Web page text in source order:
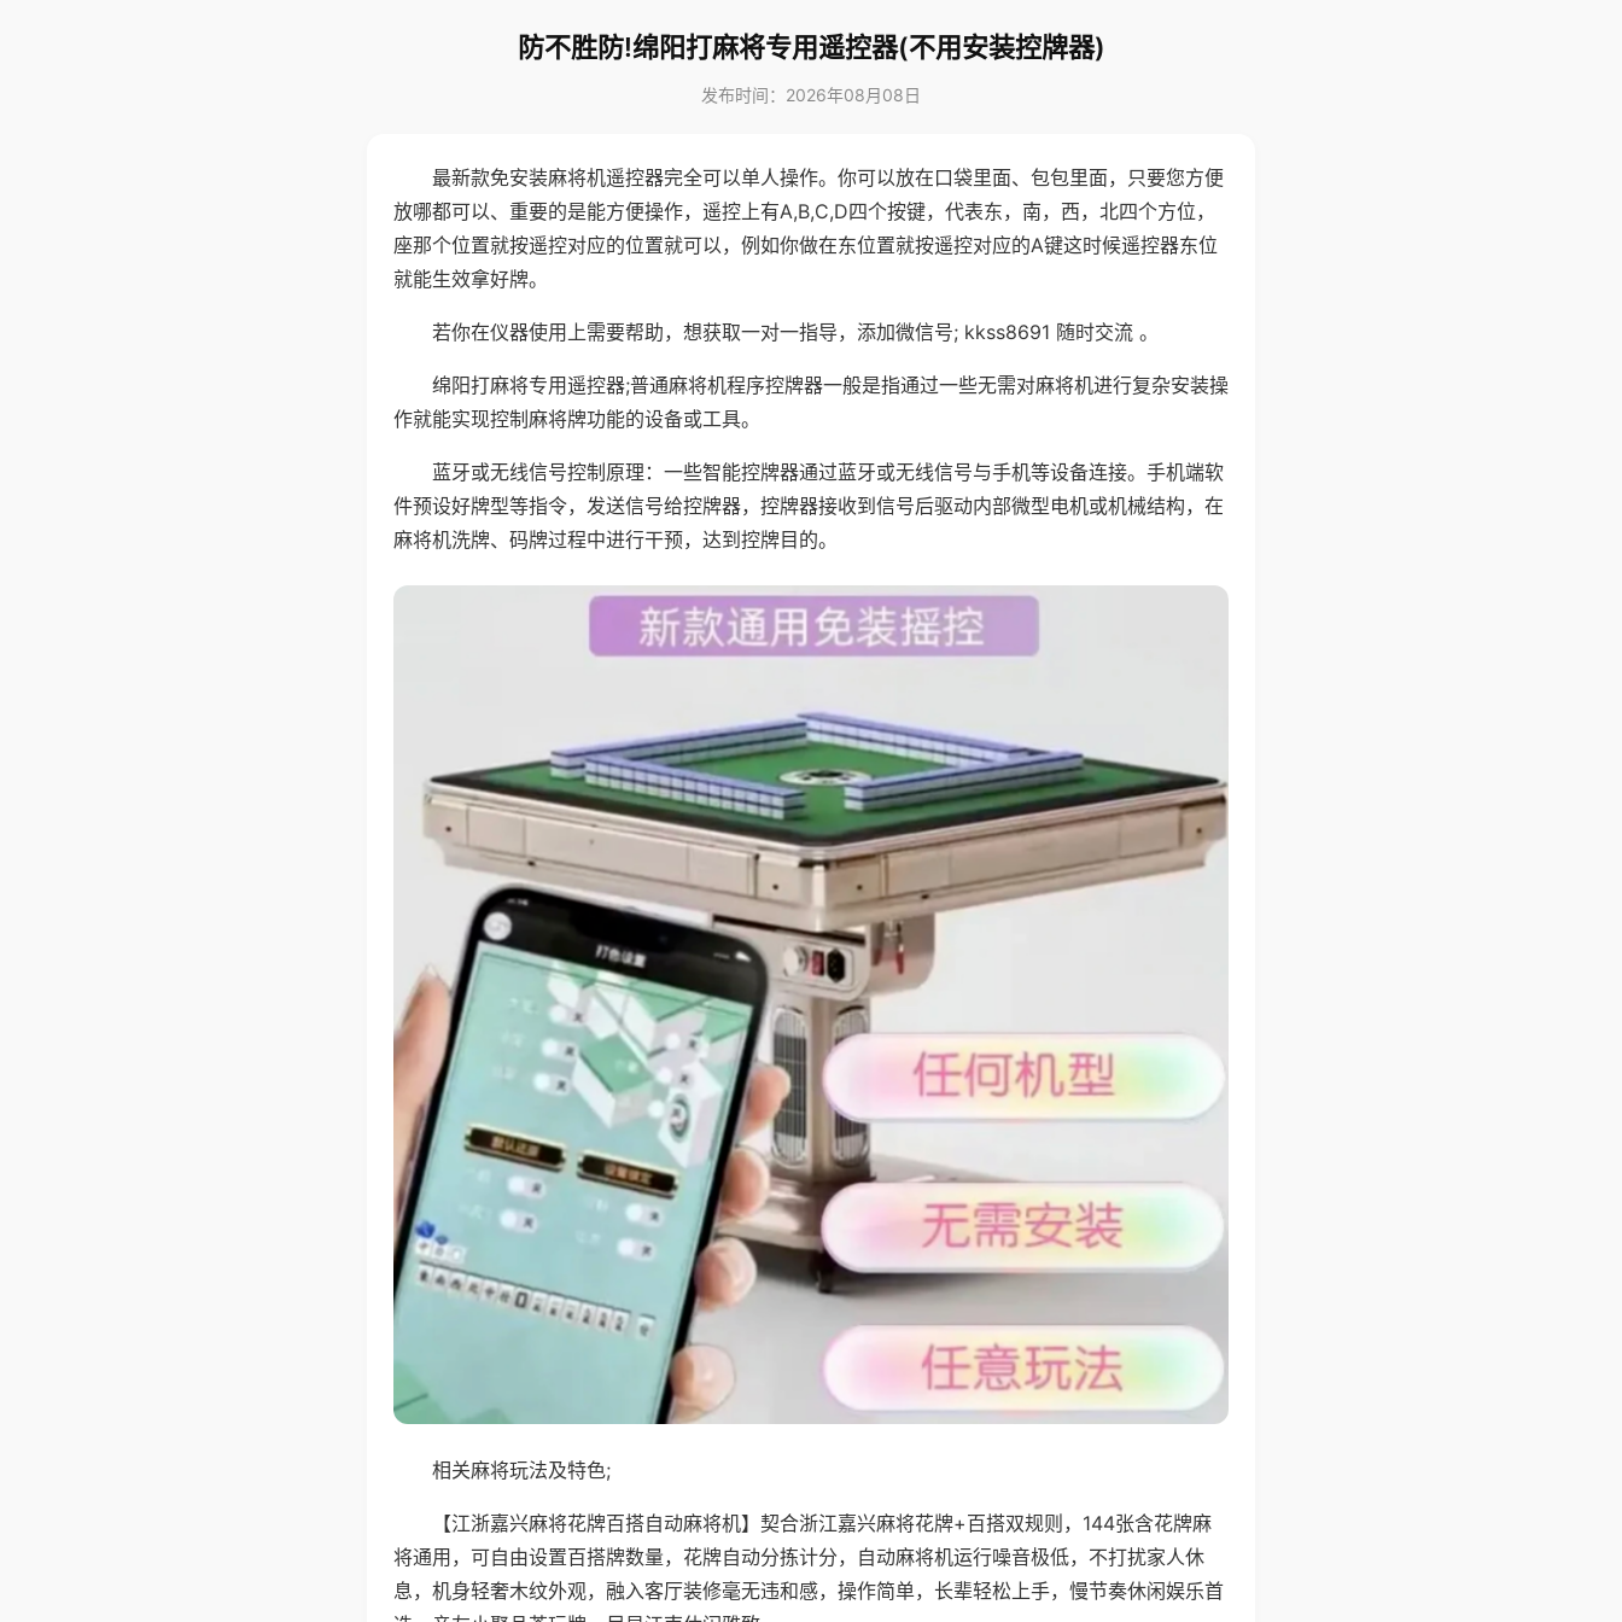
防不胜防!绵阳打麻将专用遥控器(不用安装控牌器)
发布时间：2026年08月08日
最新款免安装麻将机遥控器完全可以单人操作。你可以放在口袋里面、包包里面，只要您方便
放哪都可以、重要的是能方便操作，遥控上有A,B,C,D四个按键，代表东，南，西，北四个方位，
座那个位置就按遥控对应的位置就可以，例如你做在东位置就按遥控对应的A键这时候遥控器东位
就能生效拿好牌。
若你在仪器使用上需要帮助，想获取一对一指导，添加微信号; kkss8691 随时交流 。
绵阳打麻将专用遥控器;普通麻将机程序控牌器一般是指通过一些无需对麻将机进行复杂安装操
作就能实现控制麻将牌功能的设备或工具。
蓝牙或无线信号控制原理：一些智能控牌器通过蓝牙或无线信号与手机等设备连接。手机端软
件预设好牌型等指令，发送信号给控牌器，控牌器接收到信号后驱动内部微型电机或机械结构，在
麻将机洗牌、码牌过程中进行干预，达到控牌目的。
相关麻将玩法及特色;
【江浙嘉兴麻将花牌百搭自动麻将机】契合浙江嘉兴麻将花牌+百搭双规则，144张含花牌麻
将通用，可自由设置百搭牌数量，花牌自动分拣计分，自动麻将机运行噪音极低，不打扰家人休
息，机身轻奢木纹外观，融入客厅装修毫无违和感，操作简单，长辈轻松上手，慢节奏休闲娱乐首